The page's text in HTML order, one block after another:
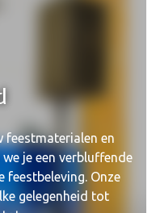
feestmaterialen en
je een verbluffende
feestbeleving. Onze
gelegenheid tot